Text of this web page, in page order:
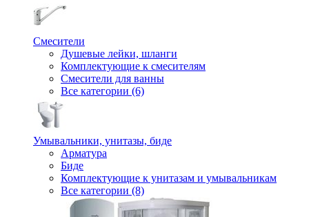
Смесители
Душевые лейки, шланги
Комплектующие к смесителям
Смесители для ванны
Все категории (6)
Умывальники, унитазы, биде
Арматура
Биде
Комплектующие к унитазам и умывальникам
Все категории (8)